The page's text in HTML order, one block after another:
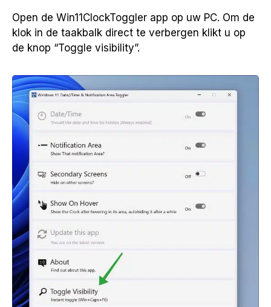
Open de Win11ClockToggler app op uw PC. Om de
klok in de taakbalk direct te verbergen klikt u op
de knop “Toggle visibility”.